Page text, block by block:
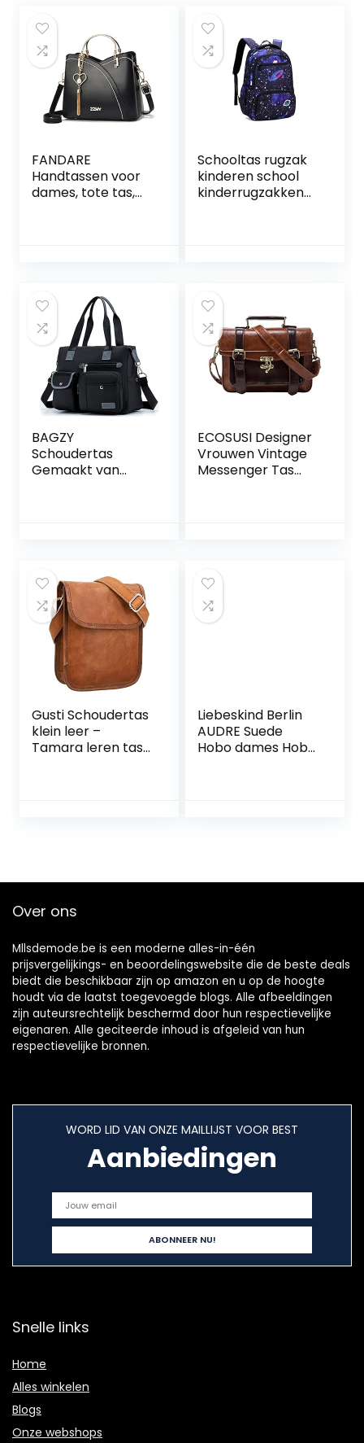
FANDARE
Handtassen voor
dames, tote tas,
werk, school,
shopper, reizen
Schooltas rugzak
kinderen school
kinderrugzakken
BAGZY
Schoudertas
Gemaakt van
Schooltas Tas
Messenger Bag
voor Reizen
Winkelen Werk
ECOSUSI Designer
Vrouwen Vintage
Messenger Tas
Gusti Schoudertas
klein leer –
Tamara leren tas
Liebeskind Berlin
AUDRE Suede
Hobo dames Hobo
Over ons
Mllsdemode.be is een moderne alles-in-één
prijsvergelijkings- en beoordelingswebsite die de beste deals
biedt die beschikbaar zijn op amazon en u op de hoogte
houdt via de laatst toegevoegde blogs. Alle afbeeldingen
zijn auteursrechtelijk beschermd door hun respectievelijke
eigenaren. Alle geciteerde inhoud is afgeleid van hun
respectievelijke bronnen.
WORD LID VAN ONZE MAILLIJST VOOR BEST
Aanbiedingen
Snelle links
Home
Alles winkelen
Blogs
Onze webshops